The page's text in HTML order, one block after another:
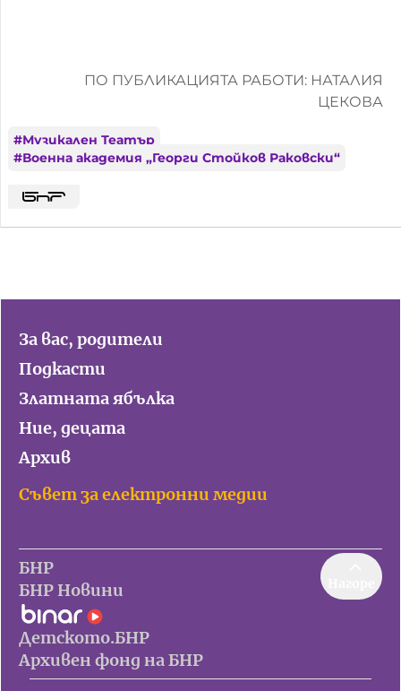
ПО ПУБЛИКАЦИЯТА РАБОТИ: НАТАЛИЯ
ЦЕКОВА
#Музикален Театър
#Военна академия „Георги Стойков Раковски“
За вас, родители
Подкасти
Златната ябълка
Ние, децата
Архив
Съвет за електронни медии
БНР
БНР Новини
Детското.БНР
Архивен фонд на БНР